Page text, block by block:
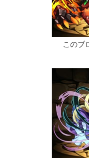
このブ